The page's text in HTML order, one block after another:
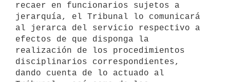
recaer en funcionarios sujetos a
jerarquía, el Tribunal lo comunicará
al jerarca del servicio respectivo a
efectos de que disponga la
realización de los procedimientos
disciplinarios correspondientes,
dando cuenta de lo actuado al